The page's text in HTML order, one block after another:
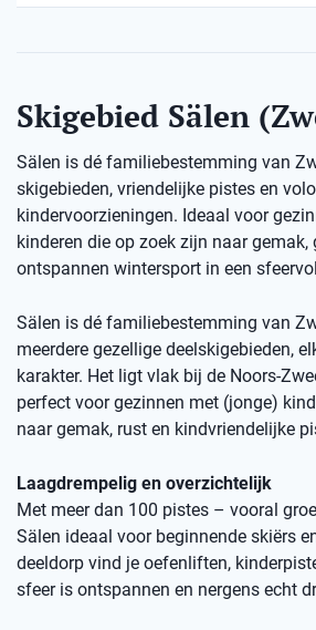
Skigebied Sälen
Sälen is dé familiebestemming van
skigebieden, vriendelijke pistes en
kindervoorzieningen. Ideaal voor
kinderen die op zoek zijn naar gemak,
ontspannen wintersport in een
Sälen is dé familiebestemming van
meerdere gezellige deelskigebieden,
karakter. Het ligt vlak bij de Noors-
perfect voor gezinnen met (jonge)
naar gemak, rust en kindvriendelijke
Laagdrempelig en overzichtelijk
Met meer dan 100 pistes – vooral
Sälen ideaal voor beginnende skiërs
deeldorp vind je oefenliften,
sfeer is ontspannen en nergens echt